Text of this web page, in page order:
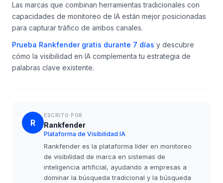
Las marcas que combinan herramientas tradicionales con
capacidades de monitoreo de IA están mejor posicionadas
para capturar tráfico de ambos canales.
Prueba Rankfender gratis durante 7 días y descubre
cómo la visibilidad en IA complementa tu estrategia de
palabras clave existente.
R
ESCRITO POR
Rankfender
Plataforma de Visibilidad IA
Rankfender es la plataforma líder en monitoreo
de visibilidad de marca en sistemas de
inteligencia artificial, ayudando a empresas a
dominar la búsqueda tradicional y la búsqueda